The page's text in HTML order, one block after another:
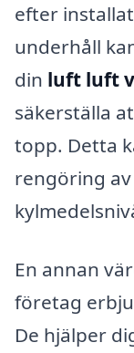
efter
underhåll
din luft luft
säkerställa
topp. Detta
rengöring
En annan
företag
De hjälper